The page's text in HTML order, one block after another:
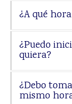
¿A qué
¿Puedo
quiera?
¿Debo
mismo